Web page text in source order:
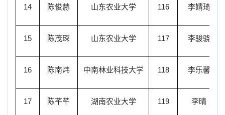
14 陈俊赫 山东农业大学 116 李婧琦
15 陈茂琛 山东农业大学 117 李骏骁
16 陈南炜 中南林业科技大学 118 李乐馨
17 陈芊芊 湖南农业大学 119 李晴